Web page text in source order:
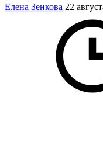
Елена Зенкова 22